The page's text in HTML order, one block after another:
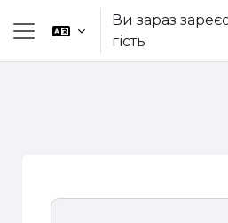
Перейти до головного вмісту
Бокова панель
Ви зараз
гість